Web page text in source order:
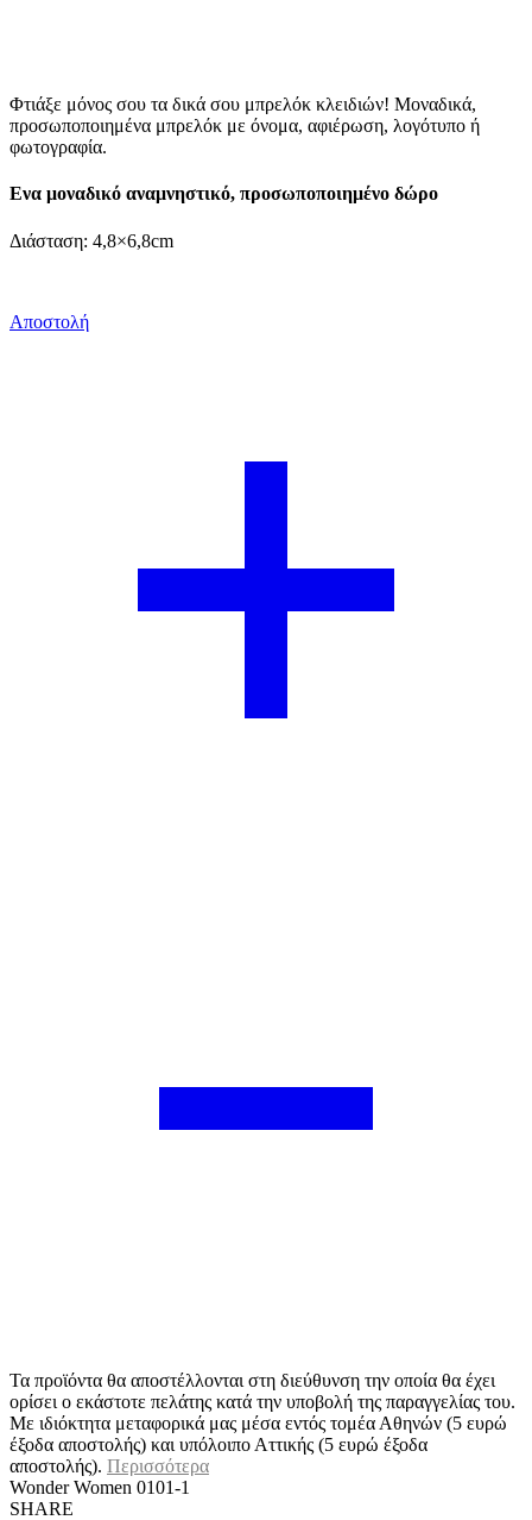
Φτιάξε μόνος σου τα δικά σου μπρελόκ κλειδιών! Μοναδικά,
προσωποποιημένα μπρελόκ με όνομα, αφιέρωση, λογότυπο ή
φωτογραφία.
Ενα μοναδικό αναμνηστικό, προσωποποιημένο δώρο
Διάσταση: 4,8×6,8cm
Αποστολή
Τα προϊόντα θα αποστέλλονται στη διεύθυνση την οποία θα έχει
ορίσει ο εκάστοτε πελάτης κατά την υποβολή της παραγγελίας του.
Με ιδιόκτητα μεταφορικά μας μέσα εντός τομέα Αθηνών (5 ευρώ
έξοδα αποστολής) και υπόλοιπο Αττικής (5 ευρώ έξοδα
αποστολής). Περισσότερα
Wonder Women 0101-1
SHARE